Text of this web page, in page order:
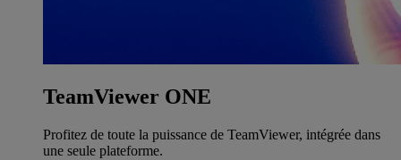
TeamViewer ONE
Profitez de toute la puissance de TeamViewer, intégrée dans
une seule plateforme.